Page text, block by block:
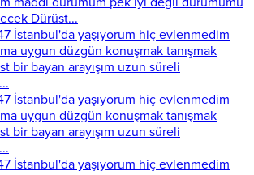
Dürüst...
İstanbul'da yaşıyorum hiç evlenmedim
uygun düzgün konuşmak tanışmak
bir bayan arayışım uzun süreli
İstanbul'da yaşıyorum hiç evlenmedim
uygun düzgün konuşmak tanışmak
bir bayan arayışım uzun süreli
İstanbul'da yaşıyorum hiç evlenmedim